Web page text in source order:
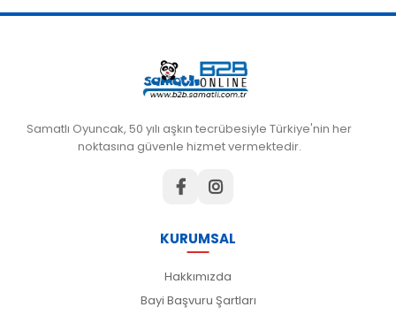
Samatlı Oyuncak, 50 yılı aşkın tecrübesiyle Türkiye'nin her
noktasına güvenle hizmet vermektedir.
KURUMSAL
Hakkımızda
Bayi Başvuru Şartları